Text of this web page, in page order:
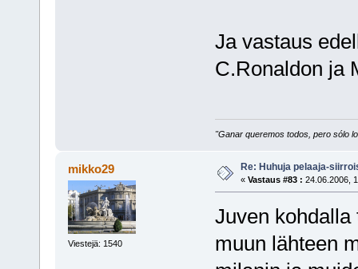
Ja vastaus
C.Ronaldon ja
"Ganar queremos todos, pero sólo
mikko29
Viestejä: 1540
Re: Huhuja pelaaja-
« Vastaus #83 : 24.06.2006,
Juven
muun lähteen